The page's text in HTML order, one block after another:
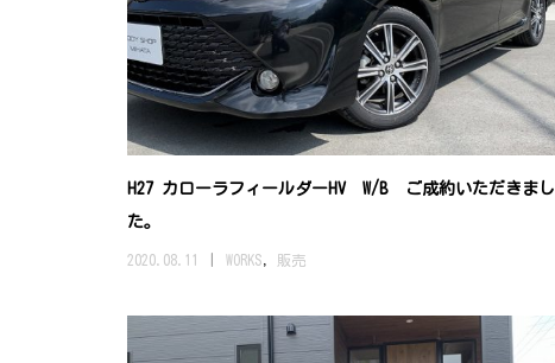
H27 カローラフィールダーHV W/B ご成約いただきまし
た。
2020.08.11 WORKS 販売